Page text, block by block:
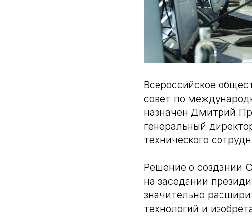
Всероссийское
совет по
назначен Дмитрий
генеральный
технического
Решение о создании
на заседании
значительно
технологий и